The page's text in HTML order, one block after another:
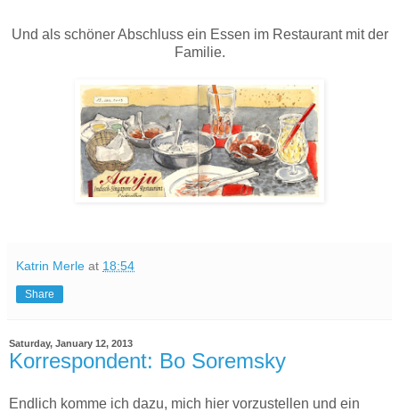
Und als schöner Abschluss ein Essen im Restaurant mit der
Familie.
Katrin Merle at 18:54
Share
Saturday, January 12, 2013
Korrespondent: Bo Soremsky
Endlich komme ich dazu, mich hier vorzustellen und ein